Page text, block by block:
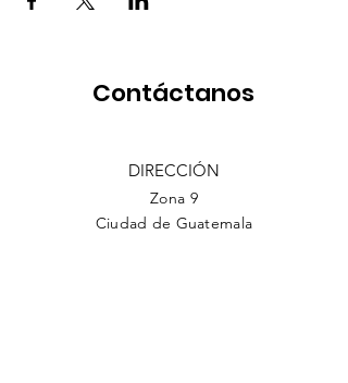
Contáctanos
DIRECCIÓN
Zona 9
Ciudad de Guatemala